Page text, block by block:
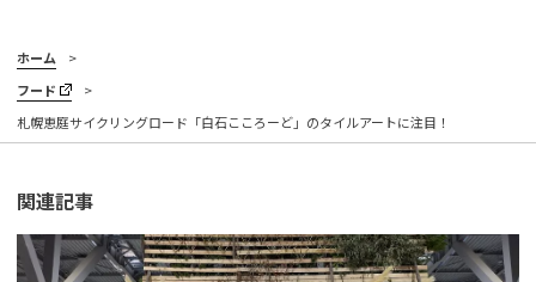
ホーム
フード
札幌恵庭サイクリングロード「白石こころーど」のタイルアートに注目！
関連記事